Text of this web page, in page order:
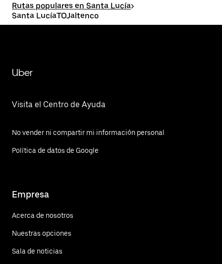
Rutas populares en Santa Lucía>
Santa LucíaTOJaltenco
Uber
Visita el Centro de Ayuda
No vender ni compartir mi información personal
Política de datos de Google
Empresa
Acerca de nosotros
Nuestras opciones
Sala de noticias